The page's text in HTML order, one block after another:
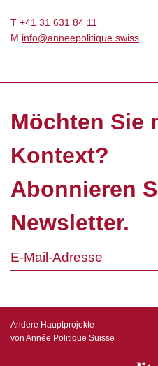
T +41 31 631 84 11
M info@anneepolitique.swiss
Möchten Sie
Kontext?
Abonnieren
Newsletter.
Andere Hauptprojekte
von Année Politique Suisse